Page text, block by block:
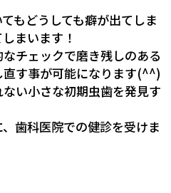
もどうしても癖が出てしま
まいます！
チェックで磨き残しのある
す事が可能になります(^^)
い小さな初期虫歯を発見す
歯科医院での健診を受けま